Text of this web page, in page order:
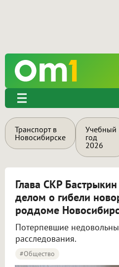
Транспорт в
Новосибирске
Учебный
год
2026
Глава СКР
делом о гибели
роддоме
Потерпевшие
расследования.
#Общество